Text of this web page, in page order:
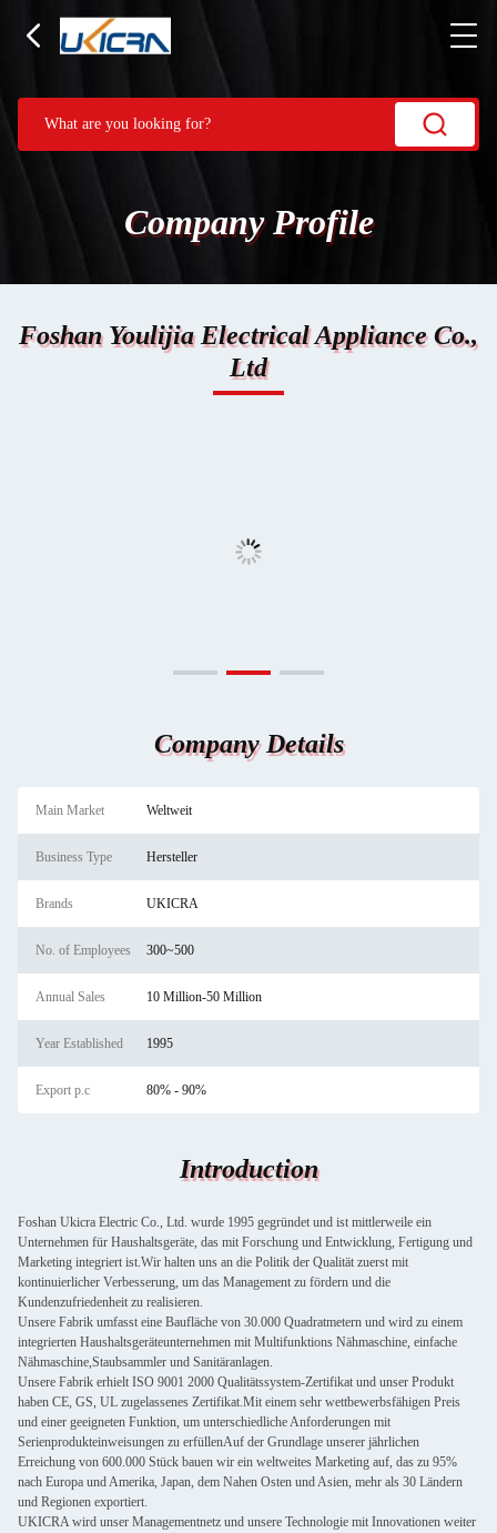
Company Profile
Foshan Youlijia Electrical Appliance Co.,
Ltd
Company Details
Main Market Weltweit
Business Type Hersteller
Brands UKICRA
No. of Employees 300~500
Annual Sales 10 Million-50 Million
Year Established 1995
Export p.c 80% - 90%
Introduction
Foshan Ukicra Electric Co., Ltd. wurde 1995 gegründet und ist mittlerweile ein
Unternehmen für Haushaltsgeräte, das mit Forschung und Entwicklung, Fertigung und
Marketing integriert ist.Wir halten uns an die Politik der Qualität zuerst mit
kontinuierlicher Verbesserung, um das Management zu fördern und die
Kundenzufriedenheit zu realisieren.
Unsere Fabrik umfasst eine Baufläche von 30.000 Quadratmetern und wird zu einem
integrierten Haushaltsgeräteunternehmen mit Multifunktions Nähmaschine, einfache
Nähmaschine,Staubsammler und Sanitäranlagen.
Unsere Fabrik erhielt ISO 9001 2000 Qualitätssystem-Zertifikat und unser Produkt
haben CE, GS, UL zugelassenes Zertifikat.Mit einem sehr wettbewerbsfähigen Preis
und einer geeigneten Funktion, um unterschiedliche Anforderungen mit
Serienprodukteinweisungen zu erfüllenAuf der Grundlage unserer jährlichen
Erreichung von 600.000 Stück bauen wir ein weltweites Marketing auf, das zu 95%
nach Europa und Amerika, Japan, dem Nahen Osten und Asien, mehr als 30 Ländern
und Regionen exportiert.
UKICRA wird unser Managementnetz und unsere Technologie mit Innovationen weiter